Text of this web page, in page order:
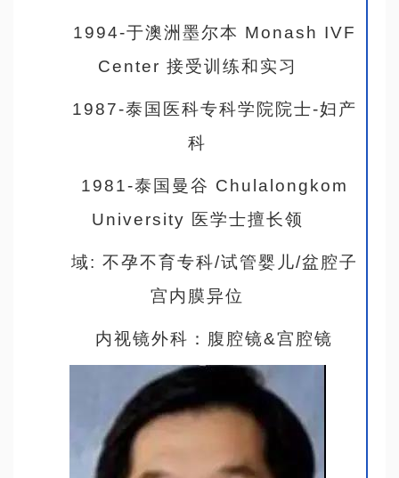
1994-于澳洲墨尔本 Monash IVF
Center 接受训练和实习
1987-泰国医科专科学院院士-妇产
科
1981-泰国曼谷 Chulalongkom
University 医学士擅长领
域: 不孕不育专科/试管婴儿/盆腔子
宫内膜异位
内视镜外科：腹腔镜&宫腔镜